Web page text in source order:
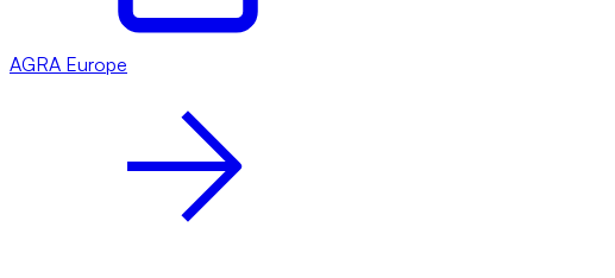
AGRA Europe